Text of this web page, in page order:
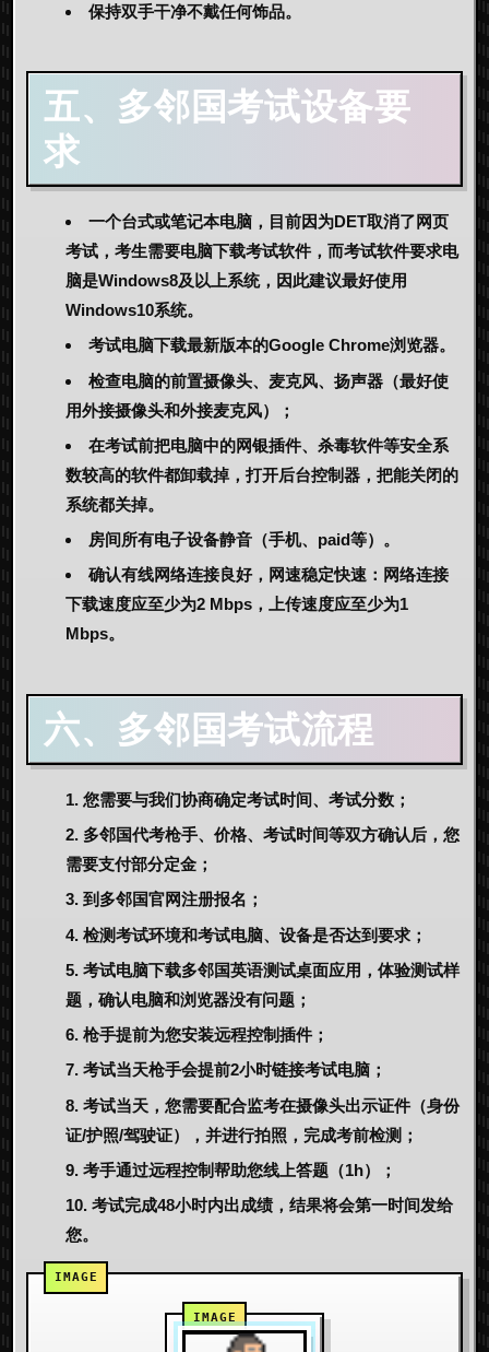
保持双手干净不戴任何饰品。
五、多邻国考试设备要
求
一个台式或笔记本电脑，目前因为DET取消了网页
考试，考生需要电脑下载考试软件，而考试软件要求电
脑是Windows8及以上系统，因此建议最好使用
Windows10系统。
考试电脑下载最新版本的Google Chrome浏览器。
检查电脑的前置摄像头、麦克风、扬声器（最好使
用外接摄像头和外接麦克风）；
在考试前把电脑中的网银插件、杀毒软件等安全系
数较高的软件都卸载掉，打开后台控制器，把能关闭的
系统都关掉。
房间所有电子设备静音（手机、paid等）。
确认有线网络连接良好，网速稳定快速：网络连接
下载速度应至少为2 Mbps，上传速度应至少为1
Mbps。
六、多邻国考试流程
您需要与我们协商确定考试时间、考试分数；
多邻国代考枪手、价格、考试时间等双方确认后，您
需要支付部分定金；
到多邻国官网注册报名；
检测考试环境和考试电脑、设备是否达到要求；
考试电脑下载多邻国英语测试桌面应用，体验测试样
题，确认电脑和浏览器没有问题；
枪手提前为您安装远程控制插件；
考试当天枪手会提前2小时链接考试电脑；
考试当天，您需要配合监考在摄像头出示证件（身份
证/护照/驾驶证），并进行拍照，完成考前检测；
考手通过远程控制帮助您线上答题（1h）；
考试完成48小时内出成绩，结果将会第一时间发给
您。